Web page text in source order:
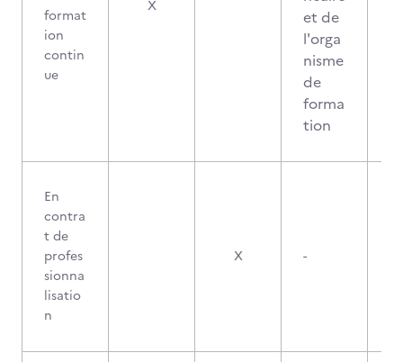
format
ion
contin
ue
X
et de
l'orga
nisme
de
forma
tion
En
contra
t de
profes
sionna
lisatio
n
X -